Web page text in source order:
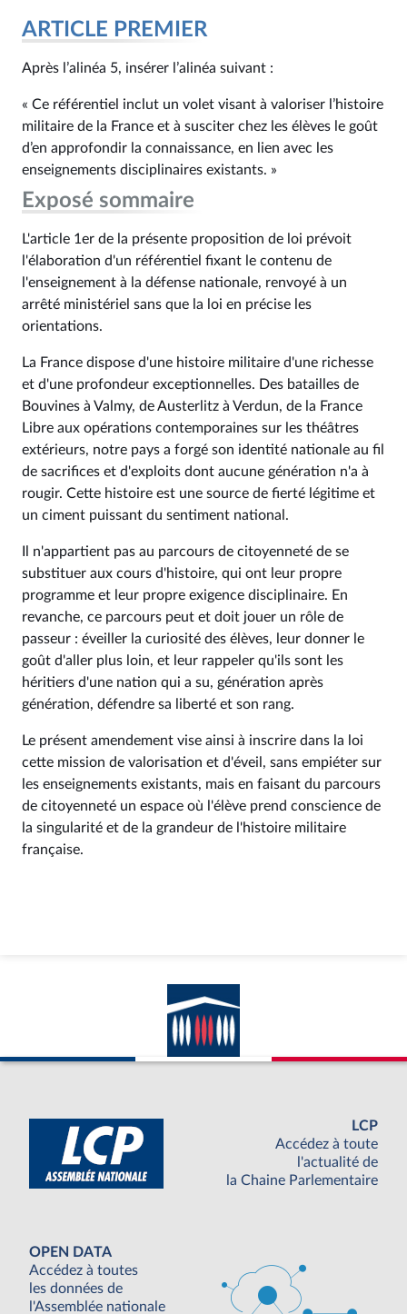
ARTICLE PREMIER
Après l’alinéa 5, insérer l’alinéa suivant :
« Ce référentiel inclut un volet visant à valoriser l’histoire
militaire de la France et à susciter chez les élèves le goût
d’en approfondir la connaissance, en lien avec les
enseignements disciplinaires existants. »
Exposé sommaire
L'article 1er de la présente proposition de loi prévoit
l'élaboration d'un référentiel fixant le contenu de
l'enseignement à la défense nationale, renvoyé à un
arrêté ministériel sans que la loi en précise les
orientations.
La France dispose d'une histoire militaire d'une richesse
et d'une profondeur exceptionnelles. Des batailles de
Bouvines à Valmy, de Austerlitz à Verdun, de la France
Libre aux opérations contemporaines sur les théâtres
extérieurs, notre pays a forgé son identité nationale au fil
de sacrifices et d'exploits dont aucune génération n'a à
rougir. Cette histoire est une source de fierté légitime et
un ciment puissant du sentiment national.
Il n'appartient pas au parcours de citoyenneté de se
substituer aux cours d'histoire, qui ont leur propre
programme et leur propre exigence disciplinaire. En
revanche, ce parcours peut et doit jouer un rôle de
passeur : éveiller la curiosité des élèves, leur donner le
goût d'aller plus loin, et leur rappeler qu'ils sont les
héritiers d'une nation qui a su, génération après
génération, défendre sa liberté et son rang.
Le présent amendement vise ainsi à inscrire dans la loi
cette mission de valorisation et d'éveil, sans empiéter sur
les enseignements existants, mais en faisant du parcours
de citoyenneté un espace où l'élève prend conscience de
la singularité et de la grandeur de l'histoire militaire
française.
LCP
Accédez à toute
l'actualité de
la Chaine Parlementaire
OPEN DATA
Accédez à toutes
les données de
l'Assemblée nationale